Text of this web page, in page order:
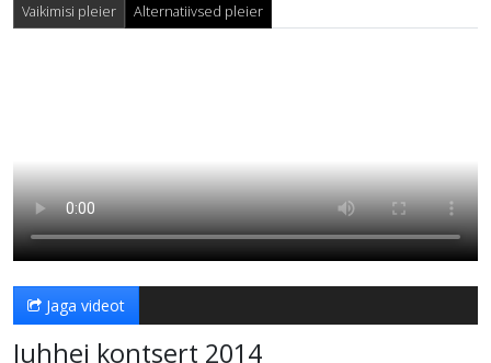
Vaikimisi pleier Alternatiivsed pleier
Jaga videot
Juhhei kontsert 2014